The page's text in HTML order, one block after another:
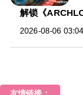
解锁《
2026-08-06
友情链接：